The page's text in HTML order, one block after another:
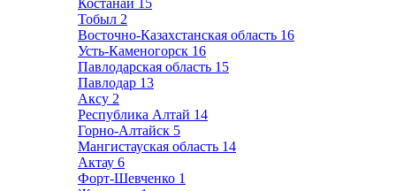
Костанай 15
Тобыл 2
Восточно-Казахстанская область 16
Усть-Каменогорск 16
Павлодарская область 15
Павлодар 13
Аксу 2
Республика Алтай 14
Горно-Алтайск 5
Мангистауская область 14
Актау 6
Форт-Шевченко 1